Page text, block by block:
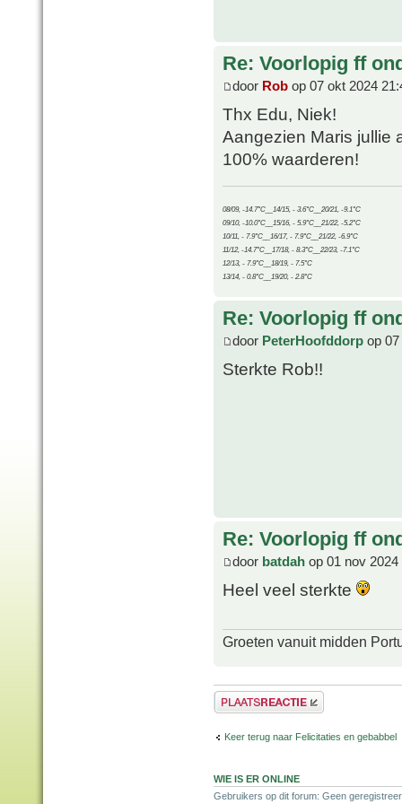
Re: Voorlopig ff
door Rob op 07 okt 2024
Thx Edu, Niek!
Aangezien Maris jullie
100% waarderen!
08/09, -14.7°C__14/15, - 3.6°C__20/21, -9.1°C
09/10, -10.0°C__15/16, - 5.9°C__21/22, -5.2°C
10/11, - 7.9°C__16/17, - 7.9°C__21/22, -6.9°C
11/12, -14.7°C__17/18, - 8.3°C__22/23, -7.1°C
12/13, - 7.9°C__18/19, - 7.5°C
13/14, - 0.8°C__19/20, - 2.8°C
Re: Voorlopig ff
door PeterHoofddorp op
Sterkte Rob!!
Re: Voorlopig ff
door batdah op 01 nov 2024
Heel veel sterkte
Groeten vanuit midden
Plaats een reactie
Keer terug naar Felicitaties en gebabbel
WIE IS ER ONLINE
Gebruikers op dit forum: Geen